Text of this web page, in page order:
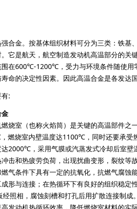
金。按基体组织材料可分为三类：铁基
它是航天，航空制造发动机高温部分的
在600℃-1200℃，受力与环境条件随使用
命的决定性因素。因此高温合金是各发达
:
室（也称火焰筒）是关键的高温部件之
烧室内壁温度达1100℃，同时还要承受
2000℃，采用气膜或汽蒸发式冷却后室
击和热疲劳负荷，出现扰曲变形，裂纹
气条件下具有一定的抗氧化，抗燃气腐
形与连接；在热循环下有良好的组织稳
照相，腐蚀刻槽和打孔后用扩散连接制